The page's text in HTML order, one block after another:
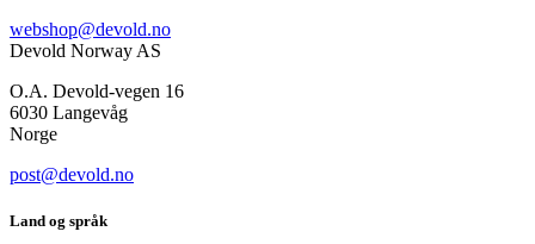
webshop@devold.no
Devold Norway AS
O.A. Devold-vegen 16
6030 Langevåg
Norge
post@devold.no
Land og språk